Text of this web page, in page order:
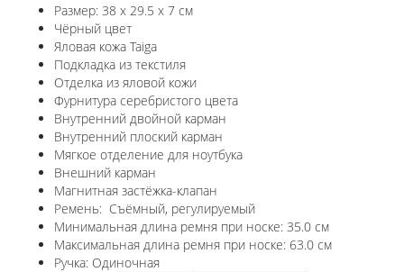
Размер: 38 x 29.5 x 7 см
Чёрный цвет
Яловая кожа Taiga
Подкладка из текстиля
Отделка из яловой кожи
Фурнитура серебристого цвета
Внутренний двойной карман
Внутренний плоский карман
Мягкое отделение для ноутбука
Внешний карман
Магнитная застёжка-клапан
Ремень: Съёмный, регулируемый
Минимальная длина ремня при носке: 35.0 см
Максимальная длина ремня при носке: 63.0 см
Ручка: Одиночная